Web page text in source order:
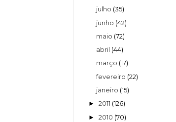
julho (35)
junho (42)
maio (72)
abril (44)
março (17)
fevereiro (22)
janeiro (15)
► 2011 (126)
► 2010 (70)